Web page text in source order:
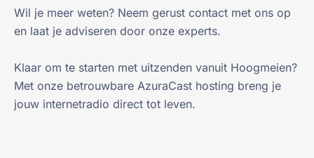
Wil je meer weten? Neem gerust contact met ons op
en laat je adviseren door onze experts.
Klaar om te starten met uitzenden vanuit Hoogmeien?
Met onze betrouwbare AzuraCast hosting breng je
jouw internetradio direct tot leven.